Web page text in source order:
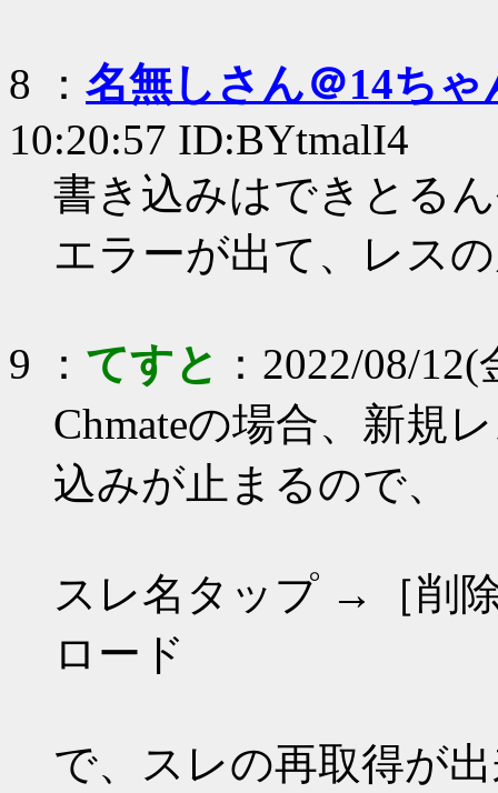
8 ： 名無しさん＠14ちゃ
10:20:57 ID:BYtmalI4
書き込みはできとる
エラーが出て、レス
9 ： てすと ：2022/08/
Chmateの場合、新規
込みが止まるので、
スレ名タップ →［削
ロード
で、スレの再取得が